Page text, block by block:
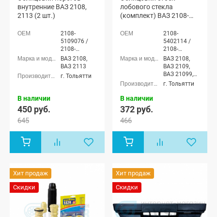
внутренние ВАЗ 2108,
2113 (2 шт.)
2108-
5109076 /
2108-
5109077
ВАЗ 2108,
ВАЗ 2113
г. Тольятти
В наличии
450 руб.
645
лобового стекла
(комплект) ВАЗ 2108-
2108-
5402114 /
2108-
5402115
ВАЗ 2108,
ВАЗ 2109,
ВАЗ 21099,
ВАЗ 2113,
г. Тольятти
В наличии
372 руб.
466
Хит продаж
Скидки
Хит продаж
Скидки